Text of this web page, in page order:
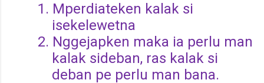
1. Mperdiateken kalak si
isekelewetna
2. Nggejapken maka ia perlu man
kalak sideban, ras kalak si
deban pe perlu man bana.